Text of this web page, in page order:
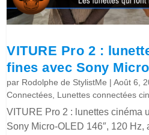
VITURE Pro 2 :
fines avec Sony
par Rodolphe de StylistMe |Août 6,
Connectées Lunettes connectées
VITURE Pro 2 : lunettes cinéma
Sony Micro-OLED 146″, 120